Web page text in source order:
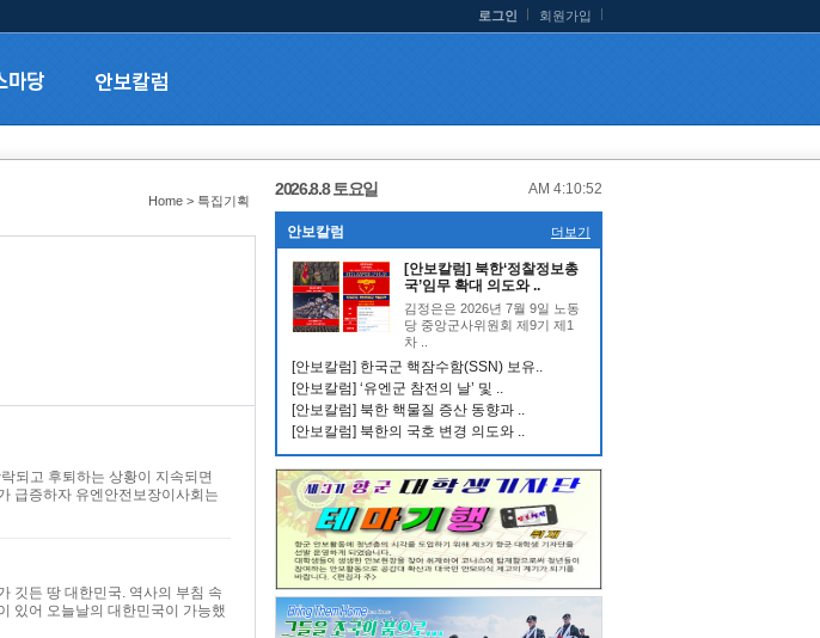
로그인 회원가입
Home > 특집기획
되고 후퇴하는 상황이 지속되면
급증하자 유엔안전보장이사회는
깃든 땅 대한민국. 역사의 부침 속
있어 오늘날의 대한민국이 가능했
2026.8.8 토요일 AM 4:10:53
안보칼럼 더보기
[안보칼럼] 북한‘정찰정보총
국’임무 확대 의도와 ..
김정은은 2026년 7월 9일 노동
당 중앙군사위원회 제9기 제1
차 ..
[안보칼럼] 한국군 핵잠수함(SSN) 보유..
[안보칼럼] ‘유엔군 참전의 날’ 및 ..
[안보칼럼] 북한 핵물질 증산 동향과 ..
[안보칼럼] 북한의 국호 변경 의도와 ..